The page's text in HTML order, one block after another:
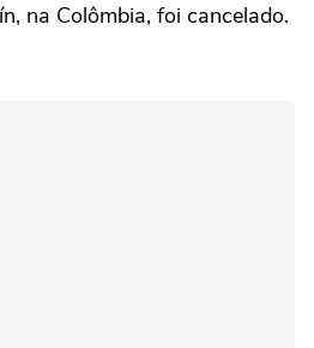
na Colômbia, foi cancelado.